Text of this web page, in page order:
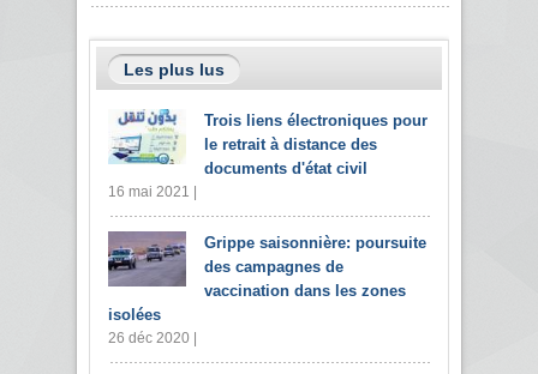
Les plus lus
Trois liens électroniques pour
le retrait à distance des
documents d'état civil
16 mai 2021 |
Grippe saisonnière: poursuite
des campagnes de
vaccination dans les zones
isolées
26 déc 2020 |